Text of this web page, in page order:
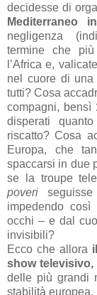
decidesse di
Mediterraneo
negligenza
termine che
l’Africa e,
nel cuore di una
tutti? Cosa
compagni, bensì
disperati
riscatto? Cosa
Europa, che
spaccarsi in due
se la troupe
poveri
impedendo
occhi – e dal
invisibili?
Ecco che allora
show
delle più grandi
stabilità europea.